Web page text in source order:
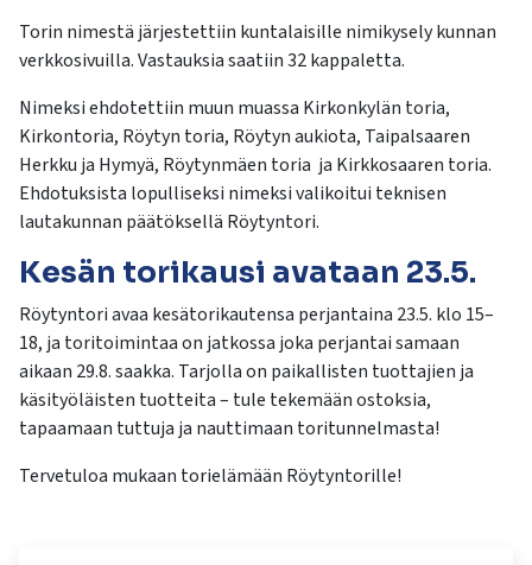
Torin nimestä järjestettiin kuntalaisille nimikysely kunnan
verkkosivuilla. Vastauksia saatiin 32 kappaletta.
Nimeksi ehdotettiin muun muassa Kirkonkylän toria,
Kirkontoria, Röytyn toria, Röytyn aukiota, Taipalsaaren
Herkku ja Hymyä, Röytynmäen toria ja Kirkkosaaren toria.
Ehdotuksista lopulliseksi nimeksi valikoitui teknisen
lautakunnan päätöksellä Röytyntori.
Kesän torikausi avataan 23.5.
Röytyntori avaa kesätorikautensa perjantaina 23.5. klo 15–
18, ja toritoimintaa on jatkossa joka perjantai samaan
aikaan 29.8. saakka. Tarjolla on paikallisten tuottajien ja
käsityöläisten tuotteita – tule tekemään ostoksia,
tapaamaan tuttuja ja nauttimaan toritunnelmasta!
Tervetuloa mukaan torielämään Röytyntorille!